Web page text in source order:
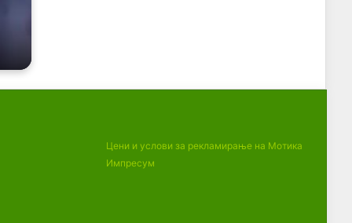
Цени и услови за рекламирање на Мотика
Импресум